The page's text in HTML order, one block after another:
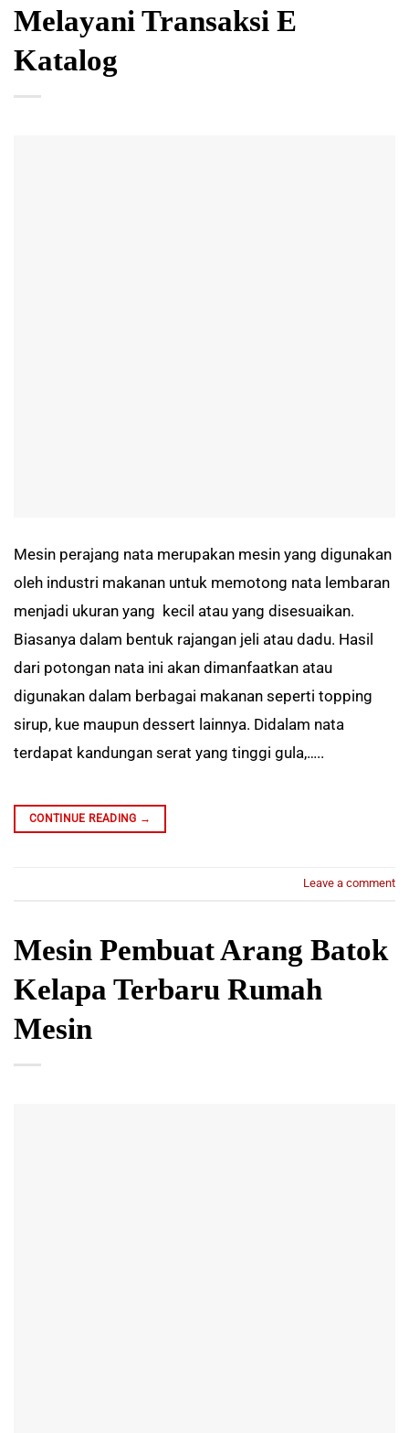
Melayani Transaksi E
Katalog
Mesin perajang nata merupakan mesin yang digunakan
oleh industri makanan untuk memotong nata lembaran
menjadi ukuran yang kecil atau yang disesuaikan.
Biasanya dalam bentuk rajangan jeli atau dadu. Hasil
dari potongan nata ini akan dimanfaatkan atau
digunakan dalam berbagai makanan seperti topping
sirup, kue maupun dessert lainnya. Didalam nata
terdapat kandungan serat yang tinggi gula,…..
CONTINUE READING →
Leave a comment
Mesin Pembuat Arang Batok
Kelapa Terbaru Rumah
Mesin